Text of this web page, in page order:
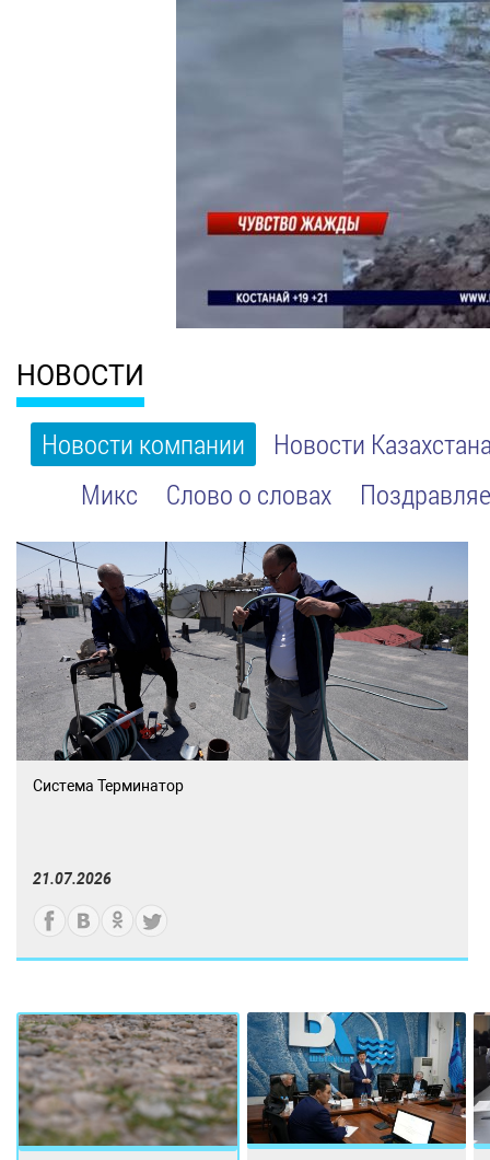
НОВОСТИ
Новости компании
Новости
Микс
Слово о словах
Система Терминатор
21.07.2026